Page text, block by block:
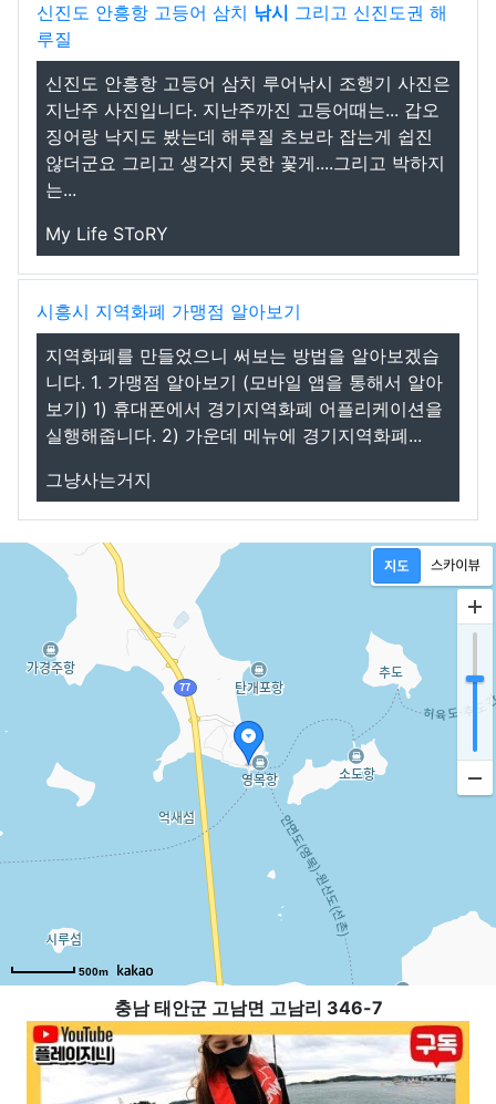
신진도 안흥항 고등어 삼치 낚시 그리고 신진도권 해
루질
신진도 안흥항 고등어 삼치 루어낚시 조행기 사진은
지난주 사진입니다. 지난주까진 고등어때는... 갑오
징어랑 낙지도 봤는데 해루질 초보라 잡는게 쉽진
않더군요 그리고 생각지 못한 꽃게....그리고 박하지
는...
My Life SToRY
시흥시 지역화폐 가맹점 알아보기
지역화폐를 만들었으니 써보는 방법을 알아보겠습
니다. 1. 가맹점 알아보기 (모바일 앱을 통해서 알아
보기) 1) 휴대폰에서 경기지역화폐 어플리케이션을
실행해줍니다. 2) 가운데 메뉴에 경기지역화폐...
그냥사는거지
500m
충남 태안군 고남면 고남리 346-7